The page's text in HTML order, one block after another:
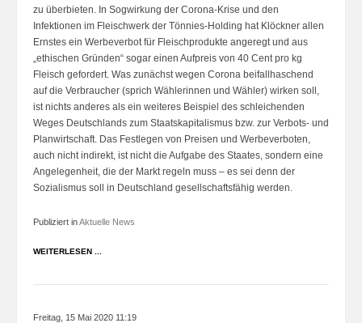
zu überbieten. In Sogwirkung der Corona-Krise und den
Infektionen im Fleischwerk der Tönnies-Holding hat Klöckner allen
Ernstes ein Werbeverbot für Fleischprodukte angeregt und aus
„ethischen Gründen“ sogar einen Aufpreis von 40 Cent pro kg
Fleisch gefordert. Was zunächst wegen Corona beifallhaschend
auf die Verbraucher (sprich Wählerinnen und Wähler) wirken soll,
ist nichts anderes als ein weiteres Beispiel des schleichenden
Weges Deutschlands zum Staatskapitalismus bzw. zur Verbots- und
Planwirtschaft. Das Festlegen von Preisen und Werbeverboten,
auch nicht indirekt, ist nicht die Aufgabe des Staates, sondern eine
Angelegenheit, die der Markt regeln muss – es sei denn der
Sozialismus soll in Deutschland gesellschaftsfähig werden.
Publiziert inAktuelle News
WEITERLESEN ...
Freitag, 15 Mai 2020 11:19